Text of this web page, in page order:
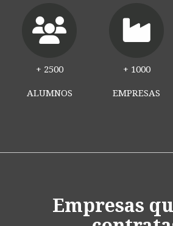
+ 2500
ALUMNOS
+ 1000
EMPRESAS
Empresas